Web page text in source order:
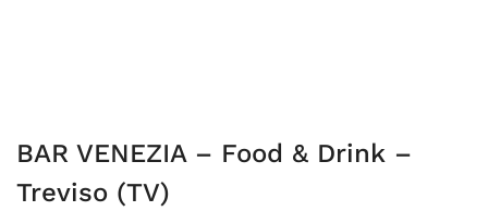
BAR VENEZIA – Food & Drink –
Treviso (TV)